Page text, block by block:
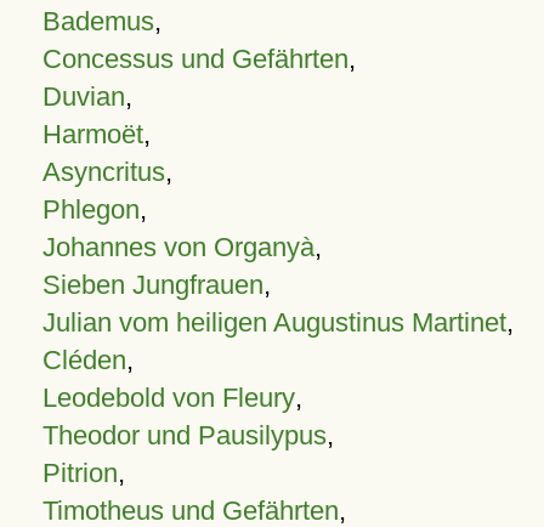
Bademus,
Concessus und Gefährten,
Duvian,
Harmoët,
Asyncritus,
Phlegon,
Johannes von Organyà,
Sieben Jungfrauen,
Julian vom heiligen Augustinus Martinet,
Cléden,
Leodebold von Fleury,
Theodor und Pausilypus,
Pitrion,
Timotheus und Gefährten,